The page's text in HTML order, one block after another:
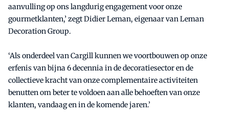
aanvulling op ons langdurig engagement voor onze
gourmetklanten,’ zegt Didier Leman, eigenaar van Leman
Decoration Group.
‘Als onderdeel van Cargill kunnen we voortbouwen op onze
erfenis van bijna 6 decennia in de decoratiesector en de
collectieve kracht van onze complementaire activiteiten
benutten om beter te voldoen aan alle behoeften van onze
klanten, vandaag en in de komende jaren.’